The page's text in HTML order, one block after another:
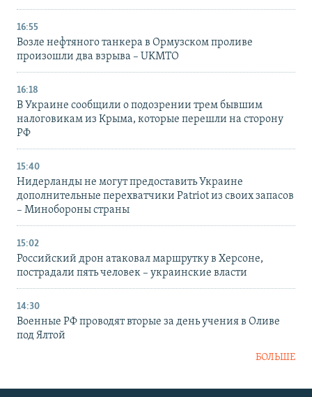
16:55
Возле нефтяного танкера в Ормузском проливе
произошли два взрыва – UKMTO
16:18
В Украине сообщили о подозрении трем бывшим
налоговикам из Крыма, которые перешли на сторону
РФ
15:40
Нидерланды не могут предоставить Украине
дополнительные перехватчики Patriot из своих запасов
– Минобороны страны
15:02
Российский дрон атаковал маршрутку в Херсоне,
пострадали пять человек – украинские власти
14:30
Военные РФ проводят вторые за день учения в Оливе
под Ялтой
БОЛЬШЕ